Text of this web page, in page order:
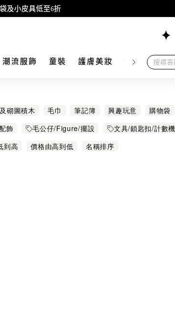
別版限時原價低至75折!
、CHANEL及LV專區！
正版正貨承諾》商標
袋及小皮具低至6折
潮流服飾 童裝 護膚美妝 香水香薰
砌圖積木 毛巾 筆記簿 興趣玩意 購物袋
飾 毛公仔/Figure/擺設
文具/鎖匙扣/計數機
到高 價格由高到低
名稱排序